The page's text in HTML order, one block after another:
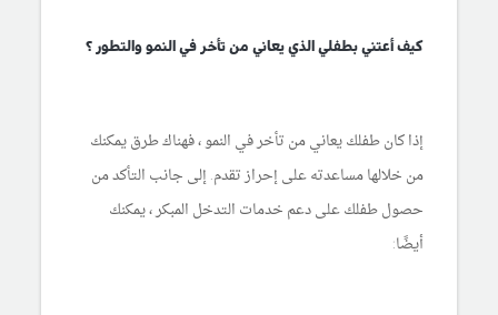
كيف أعتني بطفلي الذي يعاني من تأخر في النمو والتطور ؟
إذا كان طفلك يعاني من تأخر في النمو ، فهناك طرق يمكنك
من خلالها مساعدته على إحراز تقدم. إلى جانب التأكد من
حصول طفلك على دعم خدمات التدخل المبكر ، يمكنك
أيضًا: